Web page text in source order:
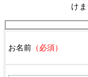
け
お名前 （必須）